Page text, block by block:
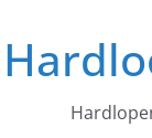
naar
de